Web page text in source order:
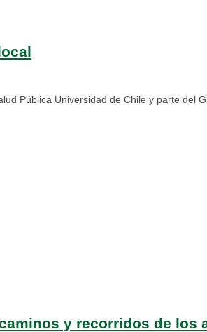
Pública Universidad de Chile y parte del
y recorridos de